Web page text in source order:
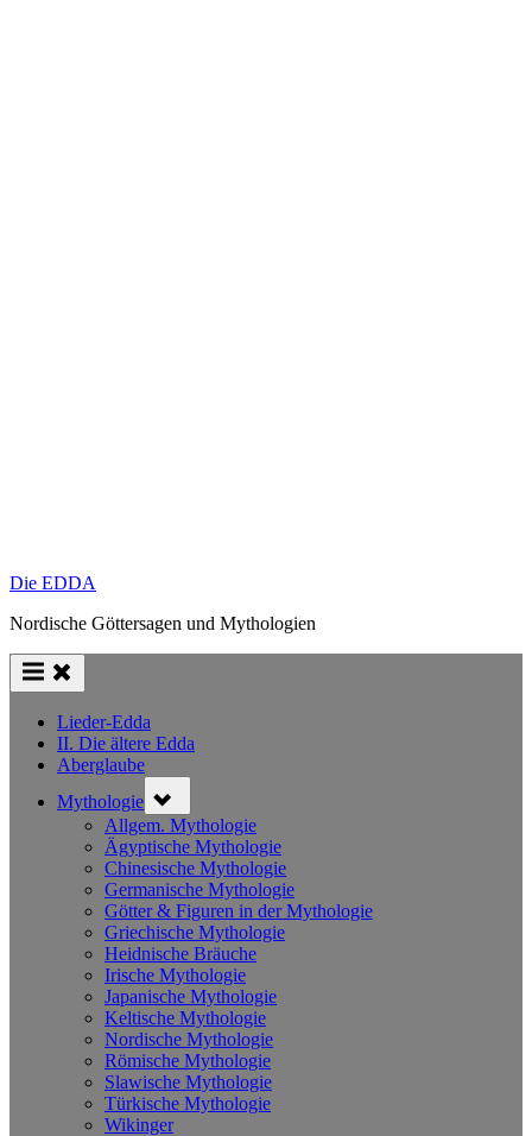
Die EDDA
Nordische Göttersagen und Mythologien
Lieder-Edda
II. Die ältere Edda
Aberglaube
Mythologie sub-
menu
Allgem. Mythologie
Ägyptische Mythologie
Chinesische Mythologie
Germanische Mythologie
Götter & Figuren in der Mythologie
Griechische Mythologie
Heidnische Bräuche
Irische Mythologie
Japanische Mythologie
Keltische Mythologie
Nordische Mythologie
Römische Mythologie
Slawische Mythologie
Türkische Mythologie
Wikinger